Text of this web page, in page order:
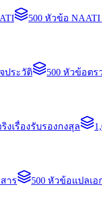
500 หัวข้อ
ประวัติ 500 หัวข้อต
งเรื่องรับรองกงสุล
าร 500 หัวข้อแปลเ